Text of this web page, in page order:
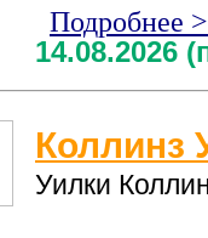
Подробнее
14.08.2026
Коллинз
Уилки